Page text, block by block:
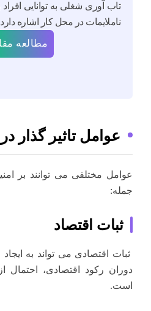
تاب آوری شغلی به توانایی
ناملایمات در محل کار اشاره
مطالعه
عوامل تاثیر گذار
عوامل مختلفی می توانند بر
جمله:
ثبات اقتصاد
ثبات اقتصادی می تواند به
دوران رکود اقتصادی،
است.